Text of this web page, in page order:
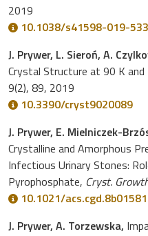
2019
10.1038/s41598-019-
J. Prywer, L. Sieroń, A.
Crystal Structure at 90 K
9(2), 89, 2019
10.3390/cryst9020089
J. Prywer, E. Mielniczek-
Crystalline and Amorphous
Infectious Urinary Stones:
Pyrophosphate, Cryst.
10.1021/acs.cgd.8b01581
J. Prywer, A. Torzewska,